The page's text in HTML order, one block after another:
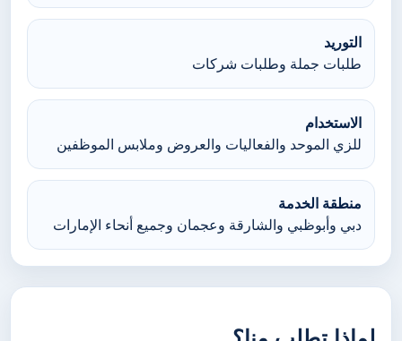
التوريد
طلبات جملة وطلبات شركات
الاستخدام
للزي الموحد والفعاليات والعروض وملابس الموظفين
منطقة الخدمة
دبي وأبوظبي والشارقة وعجمان وجميع أنحاء الإمارات